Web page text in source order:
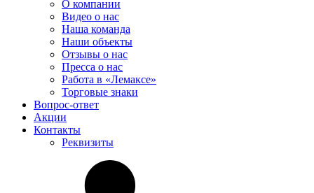
О компании
Видео о нас
Наша команда
Наши объекты
Отзывы о нас
Пресса о нас
Работа в «Лемаксе»
Торговые знаки
Вопрос-ответ
Акции
Контакты
Реквизиты